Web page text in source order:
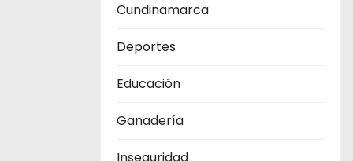
Cundinamarca
Deportes
Educación
Ganadería